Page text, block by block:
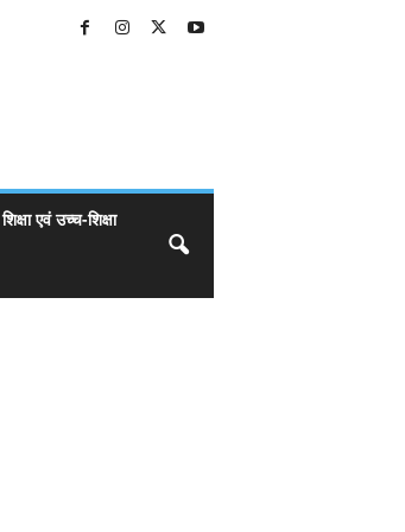
शिक्षा एवं उच्च-शिक्षा